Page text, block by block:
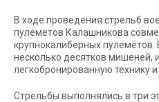
В ходе проведения стрельб
пулеметов Калашникова
крупнокалиберных
несколько десятков мишеней,
легкобронированную технику
Стрельбы выполнялись в три